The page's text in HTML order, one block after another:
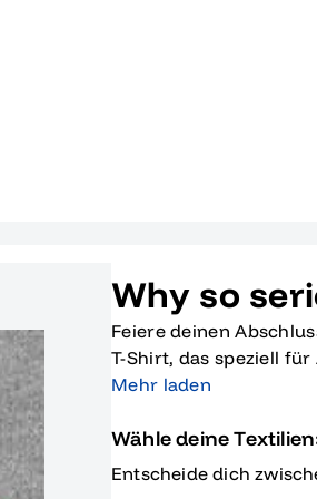
Why so
Feiere deinen
T-Shirt, das speziell
graue T-Shirt ist mit
humorvolle Note
zusammen mit 'It's
Shirt nicht nur zu
Mehr laden
Wähle deine
Entscheide dich